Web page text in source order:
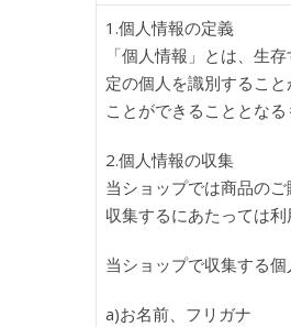
1.個人情報の定義
「個人情報」とは、生
定の個人を識別するこ
ことができることとなる
2.個人情報の収集
当ショップでは商品の
収集するにあたっては
当ショップで収集する個
a)お名前、フリガナ